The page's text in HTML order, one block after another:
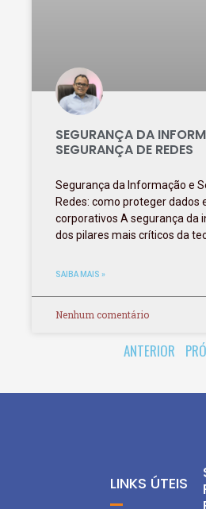
SEGURANÇA DA
SEGURANÇA DE REDES
Segurança da Informação e
Redes: como proteger dados
corporativos A segurança da
dos pilares mais críticos da
SAIBA MAIS »
Nenhum comentário
ANTERIOR
LINKS ÚTEIS